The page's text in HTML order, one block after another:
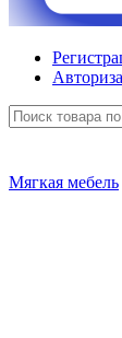
Мягкая мебель